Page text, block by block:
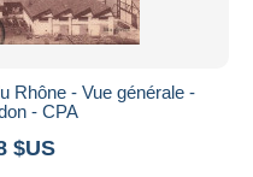
Rhône - Vue générale -
- CPA
$US